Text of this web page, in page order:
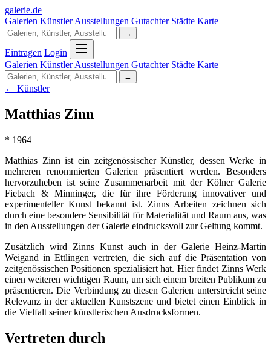
galerie.de
Galerien Künstler Ausstellungen Gutachter Städte Karte
→
Eintragen Login
Galerien Künstler Ausstellungen Gutachter Städte Karte
→
← Künstler
Matthias Zinn
* 1964
Matthias Zinn ist ein zeitgenössischer Künstler, dessen Werke in
mehreren renommierten Galerien präsentiert werden. Besonders
hervorzuheben ist seine Zusammenarbeit mit der Kölner Galerie
Fiebach & Minninger, die für ihre Förderung innovativer und
experimenteller Kunst bekannt ist. Zinns Arbeiten zeichnen sich
durch eine besondere Sensibilität für Materialität und Raum aus, was
in den Ausstellungen der Galerie eindrucksvoll zur Geltung kommt.
Zusätzlich wird Zinns Kunst auch in der Galerie Heinz-Martin
Weigand in Ettlingen vertreten, die sich auf die Präsentation von
zeitgenössischen Positionen spezialisiert hat. Hier findet Zinns Werk
einen weiteren wichtigen Raum, um sich einem breiten Publikum zu
präsentieren. Die Verbindung zu diesen Galerien unterstreicht seine
Relevanz in der aktuellen Kunstszene und bietet einen Einblick in
die Vielfalt seiner künstlerischen Ausdrucksformen.
Vertreten durch